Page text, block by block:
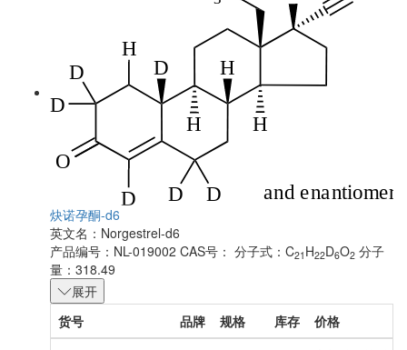
炔诺孕酮-d6
英文名： Norgestrel-d6
产品编号：NL-019002 CAS号： 分子式：C21 H22D6O2 分子
量：318.49
展开
货号
品牌 规格 库存
价格